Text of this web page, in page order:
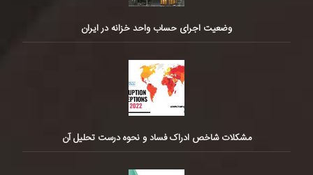
وضعیت اجرای حساب واحد خزانه در ایران
مشکلات شاخص ادراک فساد و نحوه درست تحلیل آن